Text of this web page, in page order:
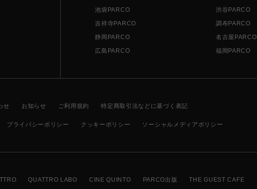
池袋PARCO
渋谷PARCO
吉祥寺PARCO
調布PARCO
静岡PARCO
名古屋PARCO
広島PARCO
福岡PARCO
せ お知らせ ご利用規約 特定商取引法などに基づく表記
プライバシーポリシー クッキーポリシー ソーシャルメディアポリシー
QUATTRO LABO CINE QUINTO PARCO出版 THE GUEST CAFE